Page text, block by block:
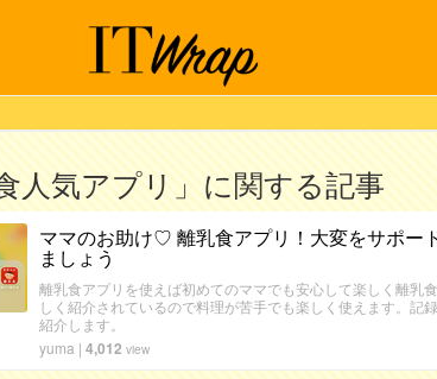
人気アプリ」に関する記事
ママのお助け♡ 離乳食アプリ！大変をサポー
ましょう
離乳食アプリを使えば初めてのママでも安心して楽しく離乳
しく紹介されているので料理が苦手でも楽しく使えます。記
紹介します。
yuma | 4,012 view